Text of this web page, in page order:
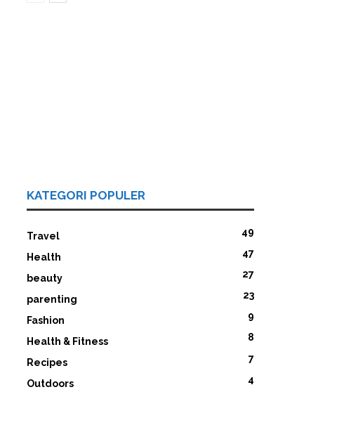
KATEGORI POPULER
Travel 49
Health 47
beauty 27
parenting 23
Fashion 9
Health & Fitness 8
Recipes 7
Outdoors 4